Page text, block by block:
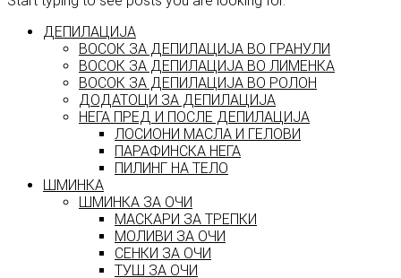
ДЕПИЛАЦИЈА
ВОСОК ЗА ДЕПИЛАЦИЈА ВО ГРАНУЛИ
ВОСОК ЗА ДЕПИЛАЦИЈА ВО ЛИМЕНКА
ВОСОК ЗА ДЕПИЛАЦИЈА ВО РОЛОН
ДОДАТОЦИ ЗА ДЕПИЛАЦИЈА
НЕГА ПРЕД И ПОСЛЕ ДЕПИЛАЦИЈА
ЛОСИОНИ МАСЛА И ГЕЛОВИ
ПАРАФИНСКА НЕГА
ПИЛИНГ НА ТЕЛО
ШМИНКА
ШМИНКА ЗА ОЧИ
МАСКАРИ ЗА ТРЕПКИ
МОЛИВИ ЗА ОЧИ
СЕНКИ ЗА ОЧИ
ТУШ ЗА ОЧИ